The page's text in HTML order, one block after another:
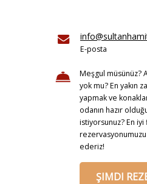
E-posta
Meşgul müsünüz?
yok mu? En yakın
yapmak ve
odanın hazır
istiyorsunuz? En iyi
rezervasyonumuzu
ederiz!
ŞIMDI